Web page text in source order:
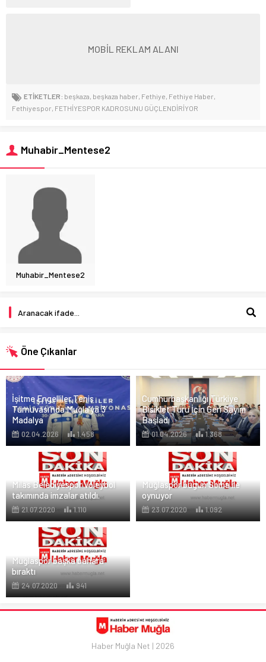
MOBİL REKLAM ALANI
ETİKETLER: beşkaza, beşkaza haber, Fethiye, Fethiye Haber,
Fethiyespor, FETHİYESPOR KADROSUNU GÜÇLENDİRİYOR
Muhabir_Mentese2
Muhabir_Mentese2
Öne Çıkanlar
İşitme Engelliler Tenis
Turnuvası’nda Muğla’ya 3
Madalya
02.04.2026 1.458
Cumhurbaşkanlığı Türkiye
Bisiklet Turu İçin Geri Sayım
Başladı
01.04.2026 1.368
Milas Belediyespor Voleybol
takımında imzalar atıldı.
21.07.2020 1.110
Muğlaspor bugün Soma ile
oynuyor
23.07.2020 1.092
Muğlaspor başka bahara
bıraktı
24.07.2020 941
Haber Muğla Net | 2026